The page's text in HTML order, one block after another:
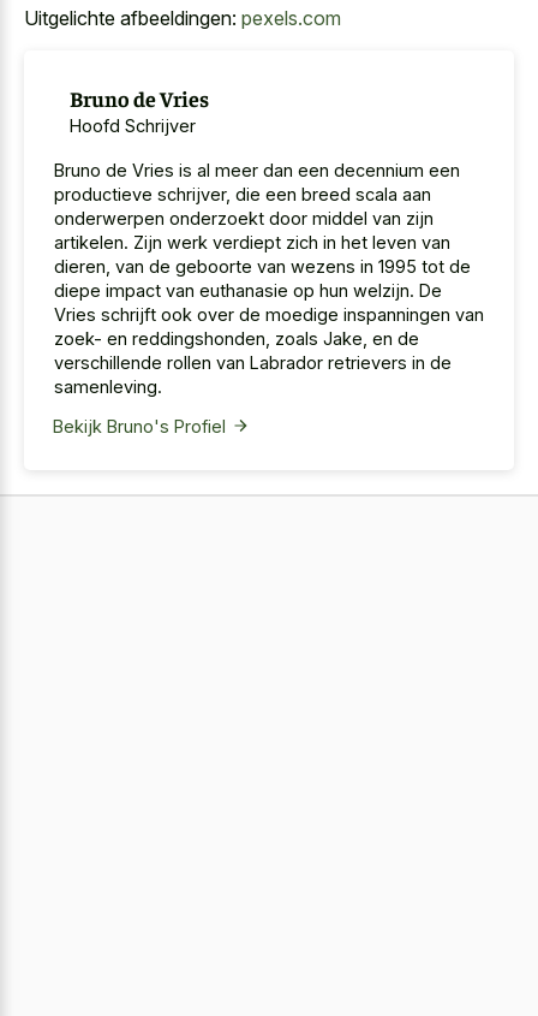
Uitgelichte afbeeldingen: pexels.com
Bruno de Vries
Hoofd Schrijver
Bruno de Vries is al meer dan een decennium een
productieve schrijver, die een breed scala aan
onderwerpen onderzoekt door middel van zijn
artikelen. Zijn werk verdiept zich in het leven van
dieren, van de geboorte van wezens in 1995 tot de
diepe impact van euthanasie op hun welzijn. De
Vries schrijft ook over de moedige inspanningen van
zoek- en reddingshonden, zoals Jake, en de
verschillende rollen van Labrador retrievers in de
samenleving.
Bekijk Bruno's Profiel